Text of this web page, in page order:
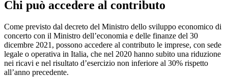
Chi può accedere al contributo
Come previsto dal decreto del Ministro dello sviluppo economico di
concerto con il Ministro dell’economia e delle finanze del 30
dicembre 2021, possono accedere al contributo le imprese, con sede
legale o operativa in Italia, che nel 2020 hanno subito una riduzione
nei ricavi e nel risultato d’esercizio non inferiore al 30% rispetto
all’anno precedente.